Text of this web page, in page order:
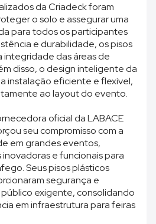
da Criadeck foram
o solo e assegurar uma
para todos os participantes
e durabilidade, os pisos
integridade das áreas de
disso, o design inteligente da
instalação eficiente e flexível,
ao layout do evento.
oficial da LABACE
seu compromisso com a
em grandes eventos,
e funcionais para
Seus pisos plásticos
segurança e
exigente, consolidando
em infraestrutura para feiras